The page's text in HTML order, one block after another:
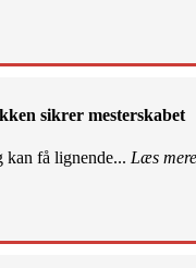
sikrer mesterskabet
få lignende... Læs mere